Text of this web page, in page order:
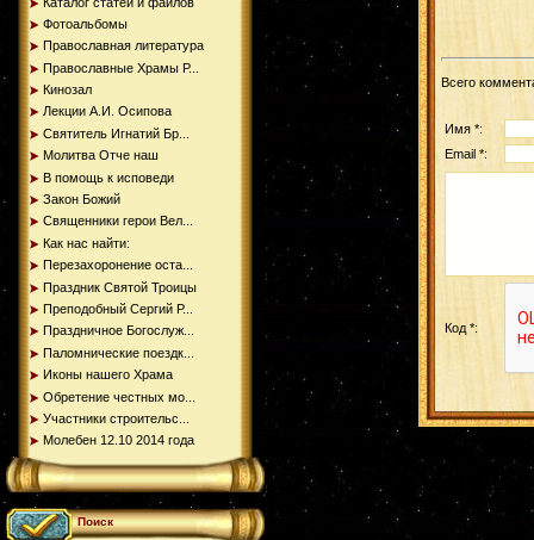
Фотоальбомы
Православная литература
Православные Храмы Р...
Кинозал
Лекции А.И. Осипова
Святитель Игнатий Бр...
Молитва Отче наш
В помощь к исповеди
Закон Божий
Священники герои Вел...
Как нас найти:
Перезахоронение оста...
Праздник Святой Троицы
Преподобный Сергий Р...
Праздничное Богослуж...
Паломнические поездк...
Иконы нашего Храма
Обретение честных мо...
Участники строительс...
Молебен 12.10 2014 года
Поиск
Всего
Имя *:
Email *:
Код *: